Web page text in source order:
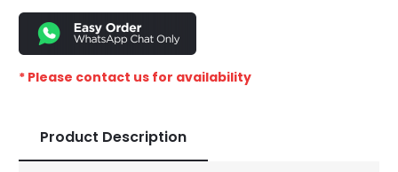
* Please contact us for availability
Product Description